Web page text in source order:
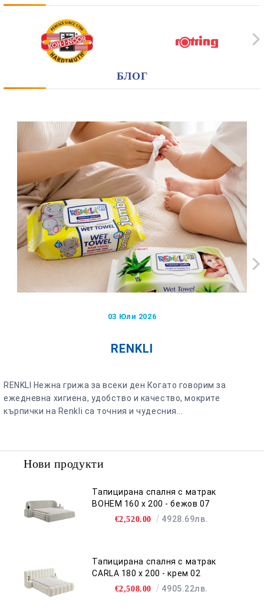
БЛОГ
RENKLI
03 Юли 2026
RENKLI Нежна грижа за всеки ден Когато говорим за
ежедневна хигиена, удобство и качество, мокрите
кърпички на Renkli са точния и чудесния...
Нови продукти
Тапицирана спалня с матрак
BOHEM 160 х 200 - бежов 07
€2,520.00 4928.69лв.
Тапицирана спалня с матрак
CARLA 180 х 200 - крем 02
€2,508.00 4905.22лв.